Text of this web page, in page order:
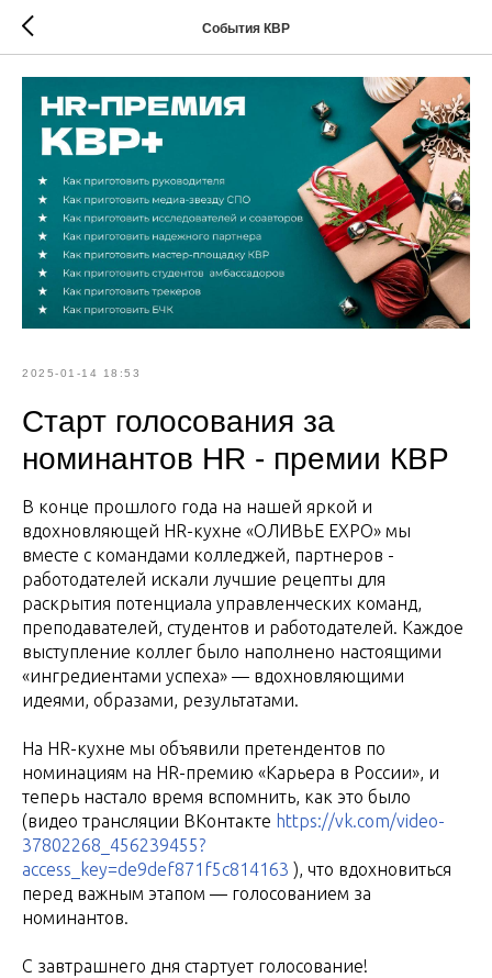
События КВР
2025-01-14 18:53
Старт голосования за
номинантов HR - премии КВР
В конце прошлого года на нашей яркой и
вдохновляющей HR-кухне «ОЛИВЬЕ ЕХРО» мы
вместе с командами колледжей, партнеров -
работодателей искали лучшие рецепты для
раскрытия потенциала управленческих команд,
преподавателей, студентов и работодателей. Каждое
выступление коллег было наполнено настоящими
«ингредиентами успеха» — вдохновляющими
идеями, образами, результатами.
На HR-кухне мы объявили претендентов по
номинациям на HR-премию «Карьера в России», и
теперь настало время вспомнить, как это было
(видео трансляции ВКонтакте https://vk.com/video-
37802268_456239455?
access_key=de9def871f5c814163 ), что вдохновиться
перед важным этапом — голосованием за
номинантов.
️С завтрашнего дня стартует голосование!